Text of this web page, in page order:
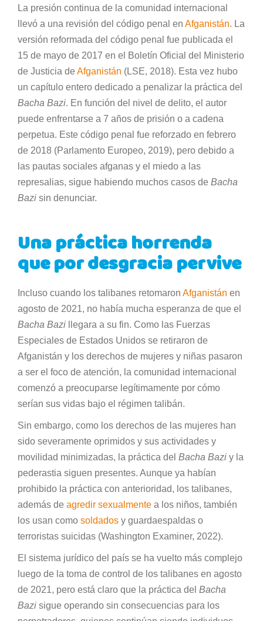
La presión continua de la comunidad internacional
llevó a una revisión del código penal en Afganistán. La
versión reformada del código penal fue publicada el
15 de mayo de 2017 en el Boletín Oficial del Ministerio
de Justicia de Afganistán (LSE, 2018). Esta vez hubo
un capítulo entero dedicado a penalizar la práctica del
Bacha Bazi. En función del nivel de delito, el autor
puede enfrentarse a 7 años de prisión o a cadena
perpetua. Este código penal fue reforzado en febrero
de 2018 (Parlamento Europeo, 2019), pero debido a
las pautas sociales afganas y el miedo a las
represalias, sigue habiendo muchos casos de Bacha
Bazi sin denunciar.
Una práctica horrenda
que por desgracia pervive
Incluso cuando los talibanes retomaron Afganistán en
agosto de 2021, no había mucha esperanza de que el
Bacha Bazi llegara a su fin. Como las Fuerzas
Especiales de Estados Unidos se retiraron de
Afganistán y los derechos de mujeres y niñas pasaron
a ser el foco de atención, la comunidad internacional
comenzó a preocuparse legítimamente por cómo
serían sus vidas bajo el régimen talibán.
Sin embargo, como los derechos de las mujeres han
sido severamente oprimidos y sus actividades y
movilidad minimizadas, la práctica del Bacha Bazi y la
pederastia siguen presentes. Aunque ya habían
prohibido la práctica con anterioridad, los talibanes,
además de agredir sexualmente a los niños, también
los usan como soldados y guardaespaldas o
terroristas suicidas (Washington Examiner, 2022).
El sistema jurídico del país se ha vuelto más complejo
luego de la toma de control de los talibanes en agosto
de 2021, pero está claro que la práctica del Bacha
Bazi sigue operando sin consecuencias para los